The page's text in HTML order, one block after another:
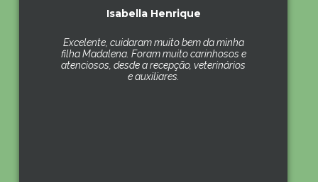
Isabella Henrique
Excelente, cuidaram muito bem da minha
filha Madalena. Foram muito carinhosos e
atenciosos, desde a recepção, veterinários
e auxiliares.